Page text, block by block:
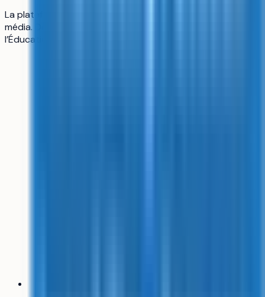
La plateforme n°1 des lycéens : orientation, révisions,
média. Données officielles Parcoursup, programmes de
l’Éducation nationale, sources vérifiées.